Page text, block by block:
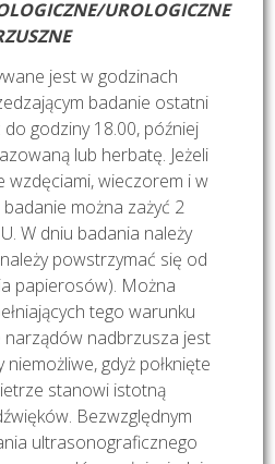
UROLOGICZNE
jest w godzinach
badanie ostatni
do godziny 18.00, później
lub herbatę. Jeżeli
wzdęciami, wieczorem i w
można zażyć 2
W dniu badania należy
powstrzymać się od
papierosów). Można
tego warunku
narządów nadbrzusza jest
gdyż połknięte
stanowi istotną
Bezwzględnym
ultrasonograficznego